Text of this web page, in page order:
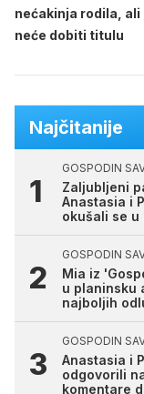
nećakinja rodila, ali
neće dobiti titulu
Najčitanije
GOSPODIN
Zaljubljeni
Anastasia i
okušali se u
GOSPODIN
Mia iz
u planinsku
najboljih
GOSPODIN
Anastasia i
odgovorili
komentare